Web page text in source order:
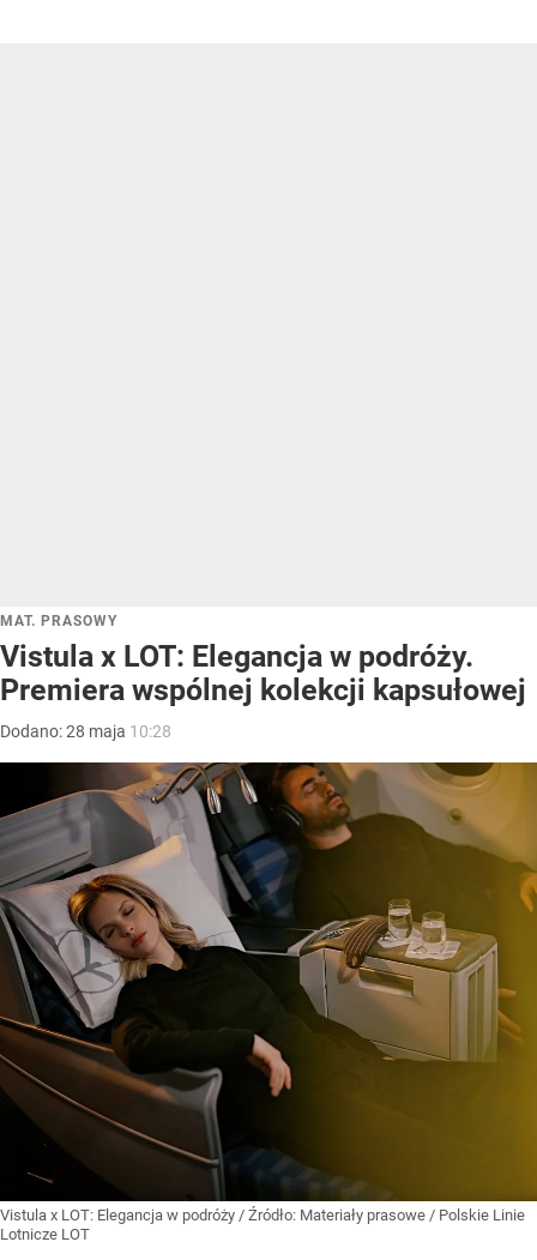
MAT. PRASOWY
Vistula x LOT: Elegancja w podróży.
Premiera wspólnej kolekcji kapsułowej
Dodano:28 maja 10:28
Vistula x LOT: Elegancja w podróży / Źródło: Materiały prasowe / Polskie Linie
Lotnicze LOT